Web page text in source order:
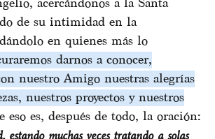
acercándonos a la Santa
de su intimidad en la
en quienes más lo
darnos a conocer,
nuestro Amigo nuestras alegrías
nuestros proyectos y nuestros
eso es, después de todo, la oración:
estando muchas veces tratando a solas